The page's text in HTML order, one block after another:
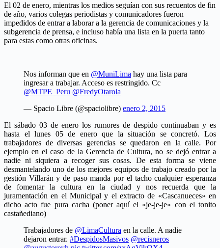
El 02 de enero, mientras los medios seguían con sus recuentos de fin
de año, varios colegas periodistas y comunicadores fueron
impedidos de entrar a laborar a la gerencia de comunicaciones y la
subgerencia de prensa, e incluso había una lista en la puerta tanto
para estas como otras oficinas.
Nos informan que en @MuniLima hay una lista para
ingresar a trabajar. Acceso es restringido. Cc
@MTPE_Peru @FredyOtarola
— Spacio Libre (@spaciolibre) enero 2, 2015
El sábado 03 de enero los rumores de despido continuaban y es
hasta el lunes 05 de enero que la situación se concretó. Los
trabajadores de diversas gerencias se quedaron en la calle. Por
ejemplo en el caso de la Gerencia de Cultura, no se dejó entrar a
nadie ni siquiera a recoger sus cosas. De esta forma se viene
desmantelando uno de los mejores equipos de trabajo creado por la
gestión Villarán y de paso manda por el tacho cualquier esperanza
de fomentar la cultura en la ciudad y nos recuerda que la
juramentación en el Municipal y el extracto de «Cascanueces» en
dicho acto fue pura cacha (poner aquí el «je-je-je» con el tonito
castañediano)
Trabajadores de @LimaCultura en la calle. A nadie
dejaron entrar. #DespidosMasivos @recisneros